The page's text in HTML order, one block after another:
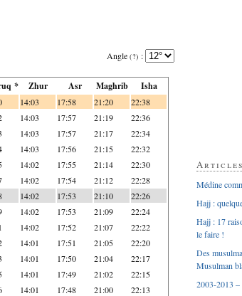
Angle (?) :
* Zhur Asr Maghrib Isha
14:03 17:58 21:20 22:38
14:03 17:57 21:19 22:36
14:03 17:57 21:17 22:34
14:03 17:56 21:15 22:32
14:02 17:55 21:14 22:30
14:02 17:54 21:12 22:28
14:02 17:53 21:10 22:26
14:02 17:53 21:09 22:24
14:02 17:52 21:07 22:22
14:01 17:51 21:05 22:20
14:01 17:50 21:04 22:17
14:01 17:49 21:02 22:15
14:01 17:48 21:00 22:13
Médine
Hajj :
Hajj : 17
le faire !
Des
Musulman
2003-2013 –